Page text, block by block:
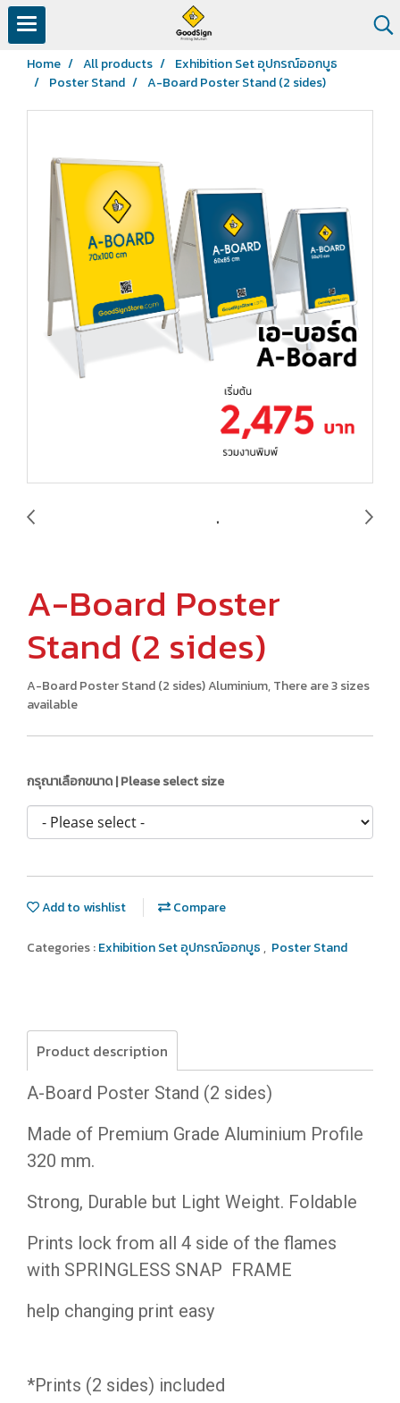
Home All products
Exhibition Set อุปกรณ์ออกบูธ
Poster Stand
A-Board Poster Stand (2 sides)
A-Board Poster
Stand (2 sides)
A-Board Poster Stand (2 sides) Aluminium, There are 3 sizes
available
กรุณาเลือกขนาด | Please select size
Add to wishlist Compare
Categories :Exhibition Set อุปกรณ์ออกบูธ, Poster Stand
Product description
A-Board Poster Stand (2 sides)
Made of Premium Grade Aluminium Profile
320 mm.
Strong, Durable but Light Weight. Foldable
Prints lock from all 4 side of the flames
with SPRINGLESS SNAP FRAME
help changing print easy
*Prints (2 sides) included